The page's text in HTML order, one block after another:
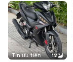
Tin ưu tiên 12